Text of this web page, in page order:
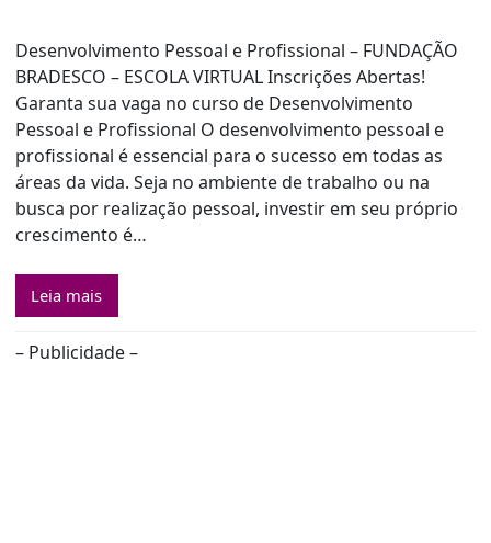
Desenvolvimento Pessoal e Profissional – FUNDAÇÃO
BRADESCO – ESCOLA VIRTUAL Inscrições Abertas!
Garanta sua vaga no curso de Desenvolvimento
Pessoal e Profissional O desenvolvimento pessoal e
profissional é essencial para o sucesso em todas as
áreas da vida. Seja no ambiente de trabalho ou na
busca por realização pessoal, investir em seu próprio
crescimento é…
Leia mais
– Publicidade –